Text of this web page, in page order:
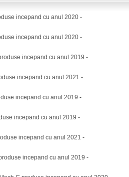
incepand cu anul 2020 -
incepand cu anul 2020 -
incepand cu anul 2019 -
incepand cu anul 2021 -
incepand cu anul 2019 -
incepand cu anul 2019 -
incepand cu anul 2021 -
incepand cu anul 2019 -